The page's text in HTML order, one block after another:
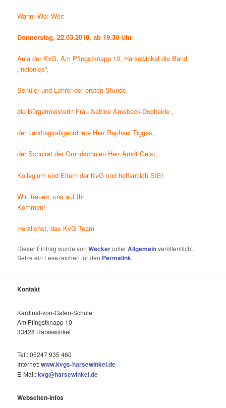
Wann: Wo: Wer:
Donnerstag, 22.03.2018, ab 19.30 Uhr
Aula der KvG, Am Pfingstknapp 10, Harsewinkel die Band
„lnclonics“,
Schüler und Lehrer der ersten Stunde,
die Bürgermeisterin Frau Sabine Amsbeck-Dopheide ,
der Landtagsabgeordnete Herr Raphael Tigges,
der Schulrat der Grundschulen Herr Arndt Geist,
Kollegium und Eltern der KvG und hoffentlich SIE!
Wir freuen uns auf Ihr
Kommen!
Herzlichst, das KvG Team
Dieser Eintrag wurde vonWeckerunterAllgemeinveröffentlicht.
Setze ein Lesezeichen für den Permalink.
Kontakt
Kardinal-von-Galen-Schule
Am Pfingstknapp 10
33428 Harsewinkel
Tel.: 05247 935 460
Internet:www.kvgs-harsewinkel.de
E-Mail:kvg@harsewinkel.de
Webseiten-Infos